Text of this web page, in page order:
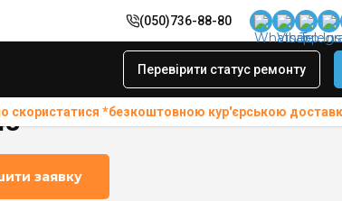
(050)736-88-80
Перевірити статус ремонту
скористатися *безкоштовною кур'єрською
заявку